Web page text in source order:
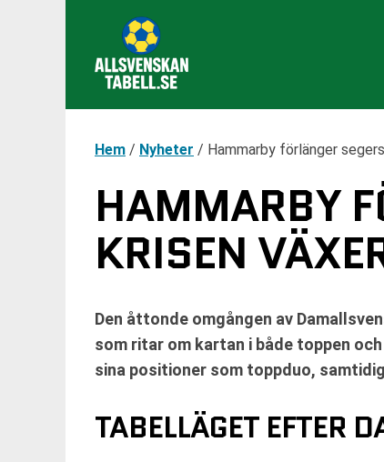
Hem / Nyheter / Hammarby förlänger
HAMMARBY
KRISEN
Den åttonde omgången av
som ritar om kartan i både toppen
sina positioner som toppduo,
TABELLÄGET EFTER